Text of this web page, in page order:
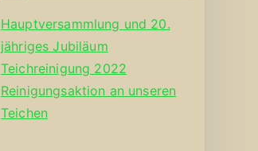
Hauptversammlung und 20.
jähriges Jubiläum
Teichreinigung 2022
Reinigungsaktion an unseren
Teichen